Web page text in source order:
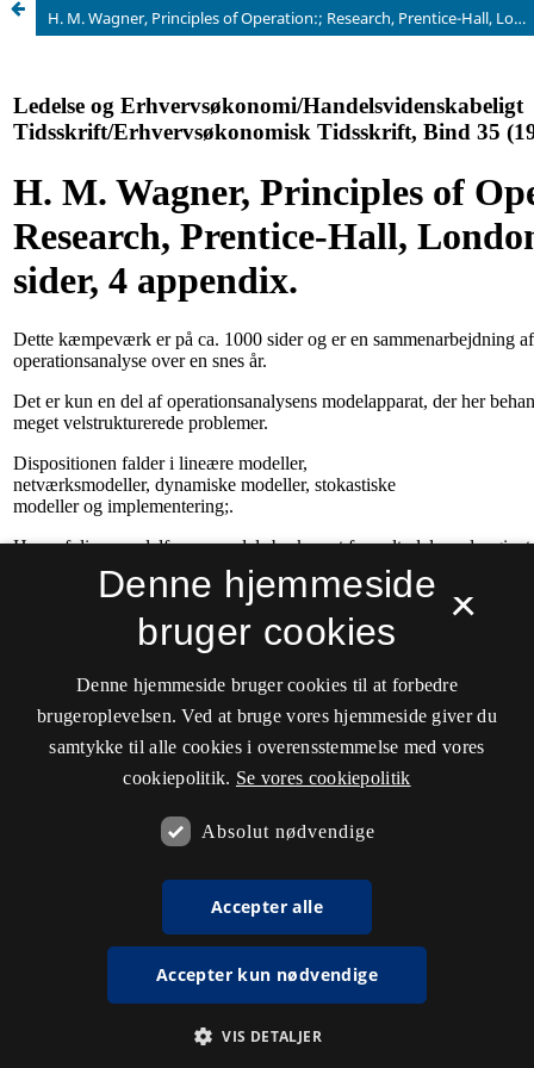
H. M. Wagner, Principles of Operation:; Research, Prentice-Hall, London, 1969, 937 sider, 4 appendix.
×
Denne hjemmeside
bruger cookies
Denne hjemmeside bruger cookies til at forbedre
brugeroplevelsen. Ved at bruge vores hjemmeside giver du
samtykke til alle cookies i overensstemmelse med vores
cookiepolitik. Se vores cookiepolitik
Absolut nødvendige
Accepter alle
Accepter kun nødvendige
VIS DETALJER